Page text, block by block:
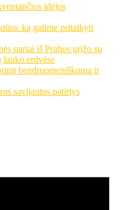
idėjos
ką galime pritaikyti
nariai iš Prahos grįžo su
lauko erdvėse
bendruomeniškumą ir
savijautos patirtys